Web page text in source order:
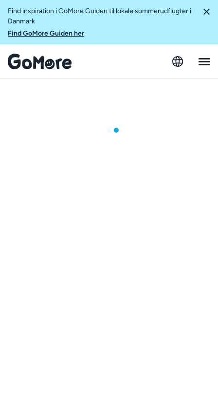
Find inspiration i GoMore Guiden til lokale sommerudflugter i
Danmark
Find GoMore Guiden her